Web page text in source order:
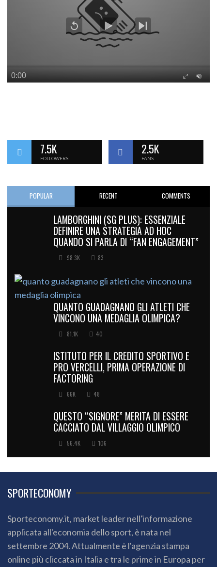
7.5K
FOLLOWERS
2.5K
FANS
POPULAR RECENT COMMENTS
LAMBORGHINI (SG PLUS): ESSENZIALE
DEFINIRE UNA STRATEGIA AD HOC
QUANDO SI PARLA DI “FAN ENGAGEMENT”
98.3K 83
QUANTO GUADAGNANO GLI ATLETI CHE
VINCONO UNA MEDAGLIA OLIMPICA?
81.1K 40
ISTITUTO PER IL CREDITO SPORTIVO E
PRO VERCELLI, PRIMA OPERAZIONE DI
FACTORING
66K 48
QUESTO “SIGNORE” MERITA DI ESSERE
CACCIATO DAL VILLAGGIO OLIMPICO
56.4K 106
SPORTECONOMY
Sporteconomy.it, market leader nell'informazione
applicata all'economia dello sport, è nata nel
settembre 2004. Attualmente è l'agenzia stampa
online più cliccata in Italia e tra le prime in Europa per